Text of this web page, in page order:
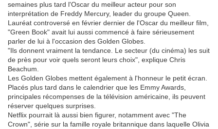
semaines plus tard l'Oscar du meilleur acteur pour son
interprétation de Freddy Mercury, leader du groupe Queen.
Lauréat controversé en février dernier de l'Oscar du meilleur film,
"Green Book" avait lui aussi commencé à faire sérieusement
parler de lui à l'occasion des Golden Globes.
"Ils donnent vraiment la tendance. Le secteur (du cinéma) les suit
de près pour voir quels seront leurs choix", explique Chris
Beachum.
Les Golden Globes mettent également à l'honneur le petit écran.
Placés plus tard dans le calendrier que les Emmy Awards,
principales récompenses de la télévision américaine, ils peuvent
réserver quelques surprises.
Netflix pourrait là aussi bien figurer, notamment avec "The
Crown", série sur la famille royale britannique dans laquelle Olivia